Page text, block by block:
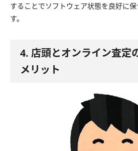
することでソフトウェア状態を良好に
す。
4. 店頭とオンライン査定
メリット